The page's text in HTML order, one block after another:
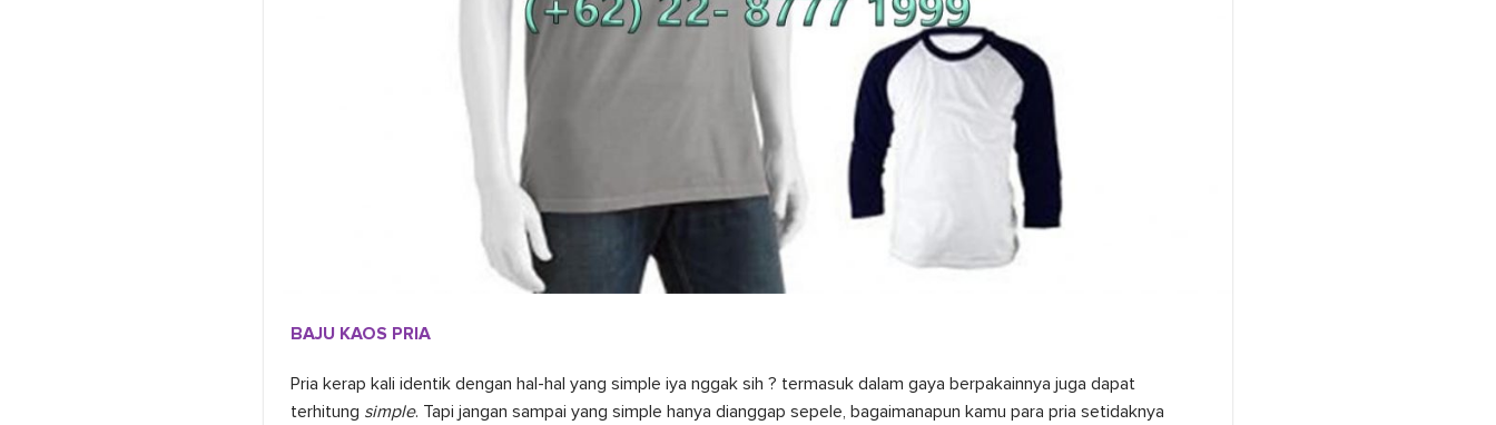
BAJU KAOS PRIA
Pria kerap kali identik dengan hal-hal yang simple iya nggak sih ? termasuk dalam gaya berpakainnya juga dapat
terhitung simple. Tapi jangan sampai yang simple hanya dianggap sepele, bagaimanapun kamu para pria setidaknya